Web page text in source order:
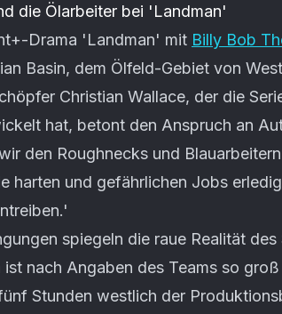
die Ölarbeiter bei 'Landman'
Drama 'Landman' mit Billy Bob
Basin, dem Ölfeld-Gebiet von
Christian Wallace, der die
hat, betont den Anspruch an
den Roughnecks und
harten und gefährlichen Jobs
spiegeln die raue Realität
ist nach Angaben des Teams so
Stunden westlich der